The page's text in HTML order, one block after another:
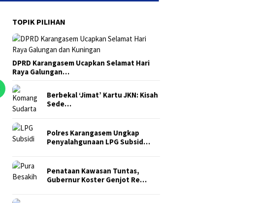
TOPIK PILIHAN
DPRD Karangasem Ucapkan Selamat Hari
Raya Galungan…
Berbekal ‘Jimat’ Kartu JKN: Kisah
Sede…
Polres Karangasem Ungkap
Penyalahgunaan LPG Subsid…
Penataan Kawasan Tuntas,
Gubernur Koster Genjot Re…